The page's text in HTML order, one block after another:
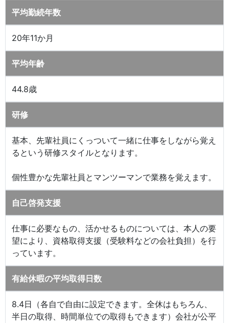
平均勤続年数
20年11か月
平均年齢
44.8歳
研修
基本、先輩社員にくっついて一緒に仕事をしながら覚え
るという研修スタイルとなります。
個性豊かな先輩社員とマンツーマンで業務を覚えます。
自己啓発支援
仕事に必要なもの、活かせるものについては、本人の要
望により、資格取得支援（受験料などの会社負担）を行
っています。
有給休暇の平均取得日数
8.4日（各自で自由に設定できます。全休はもちろん、
半日の取得、時間単位での取得もできます）会社が公平